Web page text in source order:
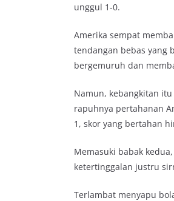
unggul 1-0.
Amerika sempat
tendangan bebas yang
bergemuruh dan
Namun, kebangkitan
rapuhnya pertahanan
1, skor yang bertahan
Memasuki babak
ketertinggalan justru
Terlambat menyapu